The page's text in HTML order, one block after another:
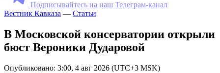
Подписывайтесь на наш Телеграм-канал
Вестник Кавказа — Статьи
В Московской консерватории открыли
бюст Вероники Дударовой
Опубликовано: 3:00, 4 авг 2026 (UTC+3 MSK)